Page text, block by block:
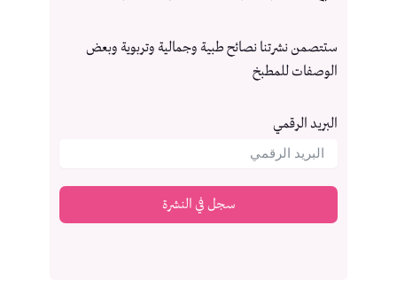
ستتصمن نشرتنا نصائح طبية وجمالية وتربوية وبعض
الوصفات للمطبخ
البريد الرقمي
سجل في النشرة